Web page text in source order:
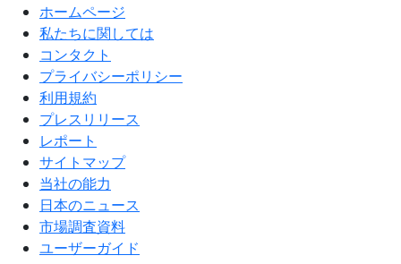
ホームページ
私たちに関しては
コンタクト
プライバシーポリシー
利用規約
プレスリリース
レポート
サイトマップ
当社の能力
日本のニュース
市場調査資料
ユーザーガイド